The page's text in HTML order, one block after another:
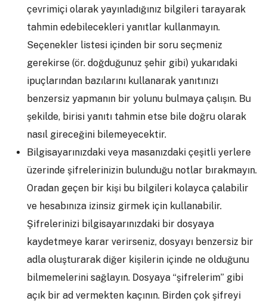
çevrimiçi olarak yayınladığınız bilgileri tarayarak
tahmin edebilecekleri yanıtlar kullanmayın.
Seçenekler listesi içinden bir soru seçmeniz
gerekirse (ör. doğduğunuz şehir gibi) yukarıdaki
ipuçlarından bazılarını kullanarak yanıtınızı
benzersiz yapmanın bir yolunu bulmaya çalışın. Bu
şekilde, birisi yanıtı tahmin etse bile doğru olarak
nasıl gireceğini bilemeyecektir.
Bilgisayarınızdaki veya masanızdaki çeşitli yerlere
üzerinde şifrelerinizin bulunduğu notlar bırakmayın.
Oradan geçen bir kişi bu bilgileri kolayca çalabilir
ve hesabınıza izinsiz girmek için kullanabilir.
Şifrelerinizi bilgisayarınızdaki bir dosyaya
kaydetmeye karar verirseniz, dosyayı benzersiz bir
adla oluşturarak diğer kişilerin içinde ne olduğunu
bilmemelerini sağlayın. Dosyaya “şifrelerim” gibi
açık bir ad vermekten kaçının. Birden çok şifreyi